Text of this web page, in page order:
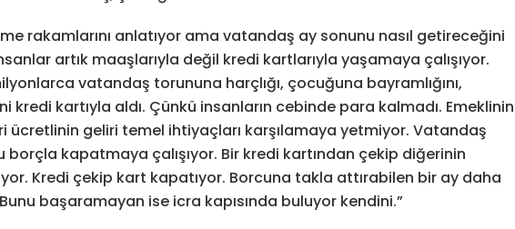
rakamlarını anlatıyor ama vatandaş ay sonunu nasıl getireceğini
artık maaşlarıyla değil kredi kartlarıyla yaşamaya çalışıyor.
vatandaş torununa harçlığı, çocuğuna bayramlığını,
kredi kartıyla aldı. Çünkü insanların cebinde para kalmadı. Emeklinin
ücretlinin geliri temel ihtiyaçları karşılamaya yetmiyor. Vatandaş
borçla kapatmaya çalışıyor. Bir kredi kartından çekip diğerinin
Kredi çekip kart kapatıyor. Borcuna takla attırabilen bir ay daha
başaramayan ise icra kapısında buluyor kendini.”